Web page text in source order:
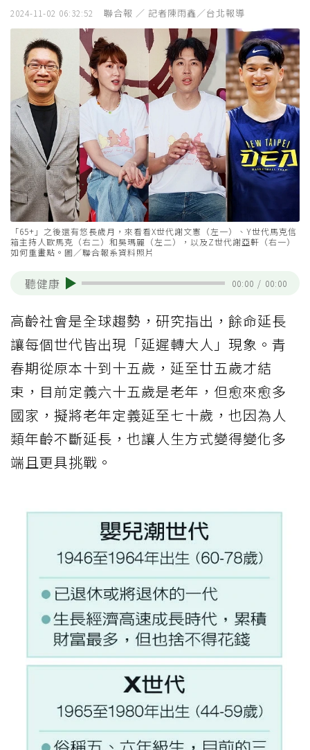
2024-11-02 06:32:52 聯合報 ／ 記者陳雨鑫／台北報導
「65+」之後還有悠長歲月，來看看X世代謝文憲（左一）、Y世代馬克信
箱主持人歐馬克（右二）和吳瑪麗（左二），以及Z世代謝亞軒（右一）
如何重畫點。圖／聯合報系資料照片
聽健康 00:00 / 00:00
高齡社會是全球趨勢，研究指出，餘命延長
讓每個世代皆出現「延遲轉大人」現象。青
春期從原本十到十五歲，延至廿五歲才結
束，目前定義六十五歲是老年，但愈來愈多
國家，擬將老年定義延至七十歲，也因為人
類年齡不斷延長，也讓人生方式變得變化多
端且更具挑戰。